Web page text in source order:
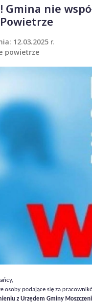
Gmina nie
12.03.2025 r.
powietrze
osoby podające się za
z Urzędem Gminy